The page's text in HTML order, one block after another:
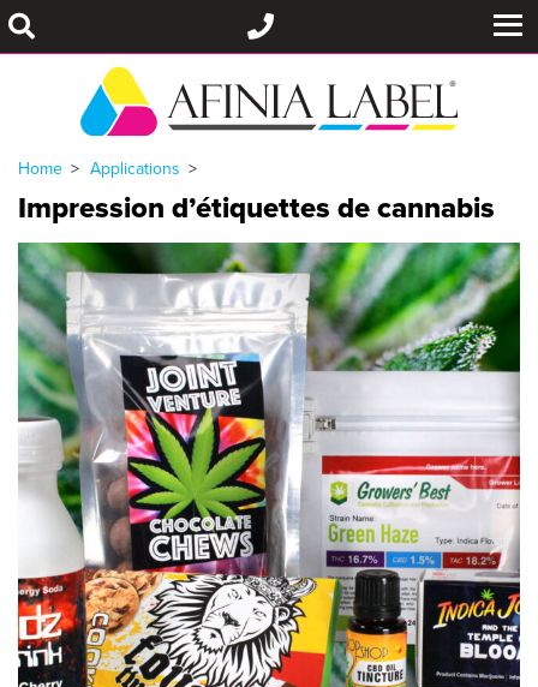
Home Applications
Impression d’étiquettes de cannabis